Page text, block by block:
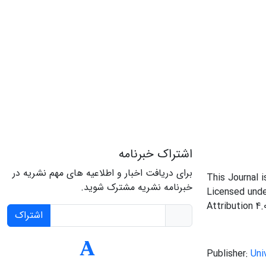
This Journal
Licensed
Attribution
Publisher:
اشتراک خبرنامه
برای دریافت اخبار و اطلاعیه های مهم نشریه در
خبرنامه نشریه مشترک شوید.
اشتراک